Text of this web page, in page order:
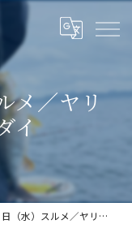
メ／ヤリ
イ
）スルメ／ヤリ／ワラサ／マダイ